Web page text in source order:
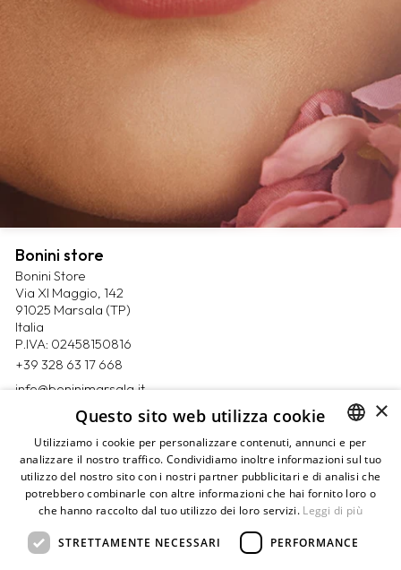
Bonini store
Bonini Store
Via XI Maggio, 142
91025 Marsala (TP)
Italia
P.IVA: 02458150816
+39 328 63 17 668
info@boninimarsala.it
Magazine
Contatti
Prenota un appuntamento
Privacy Policy
Cookie Policy
Pagamenti
ITALIAN
ENGLISH
×
Questo sito web utilizza cookie
Utilizziamo i cookie per personalizzare contenuti, annunci e per
analizzare il nostro traffico. Condividiamo inoltre informazioni sul tuo
utilizzo del nostro sito con i nostri partner pubblicitari e di analisi che
potrebbero combinarle con altre informazioni che hai fornito loro o
che hanno raccolto dal tuo utilizzo dei loro servizi. Leggi di più
STRETTAMENTE NECESSARI PERFORMANCE